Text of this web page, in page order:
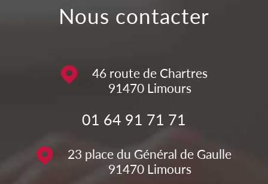
nous contacter
46 route de Chartres
91470 Limours
01 64 91 71 71
23 place du Général de Gaulle
91470 Limours